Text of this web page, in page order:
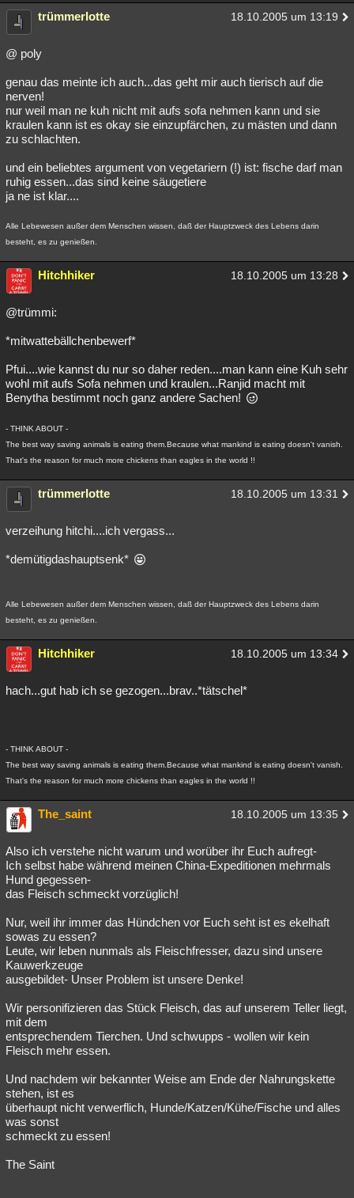
trümmerlotte 18.10.2005 um 13:19
@ poly
genau das meinte ich auch...das geht mir auch tierisch auf die
nerven!
nur weil man ne kuh nicht mit aufs sofa nehmen kann und sie
kraulen kann ist es okay sie einzupfärchen, zu mästen und dann
zu schlachten.
und ein beliebtes argument von vegetariern (!) ist: fische darf man
ruhig essen...das sind keine säugetiere
ja ne ist klar....
Alle Lebewesen außer dem Menschen wissen, daß der Hauptzweck des Lebens darin
besteht, es zu genießen.
Hitchhiker 18.10.2005 um 13:28
@trümmi:
*mitwattebällchenbewerf*
Pfui....wie kannst du nur so daher reden....man kann eine Kuh sehr
wohl mit aufs Sofa nehmen und kraulen...Ranjid macht mit
Benytha bestimmt noch ganz andere Sachen!
- THINK ABOUT -
The best way saving animals is eating them.Because what mankind is eating doesn't vanish.
That's the reason for much more chickens than eagles in the world !!
trümmerlotte 18.10.2005 um 13:31
verzeihung hitchi....ich vergass...
*demütigdashauptsenk*
Alle Lebewesen außer dem Menschen wissen, daß der Hauptzweck des Lebens darin
besteht, es zu genießen.
Hitchhiker 18.10.2005 um 13:34
hach...gut hab ich se gezogen...brav..*tätschel*
- THINK ABOUT -
The best way saving animals is eating them.Because what mankind is eating doesn't vanish.
That's the reason for much more chickens than eagles in the world !!
The_saint 18.10.2005 um 13:35
Also ich verstehe nicht warum und worüber ihr Euch aufregt-
Ich selbst habe während meinen China-Expeditionen mehrmals
Hund gegessen-
das Fleisch schmeckt vorzüglich!
Nur, weil ihr immer das Hündchen vor Euch seht ist es ekelhaft
sowas zu essen?
Leute, wir leben nunmals als Fleischfresser, dazu sind unsere
Kauwerkzeuge
ausgebildet- Unser Problem ist unsere Denke!
Wir personifizieren das Stück Fleisch, das auf unserem Teller liegt,
mit dem
entsprechendem Tierchen. Und schwupps - wollen wir kein
Fleisch mehr essen.
Und nachdem wir bekannter Weise am Ende der Nahrungskette
stehen, ist es
überhaupt nicht verwerflich, Hunde/Katzen/Kühe/Fische und alles
was sonst
schmeckt zu essen!
The Saint